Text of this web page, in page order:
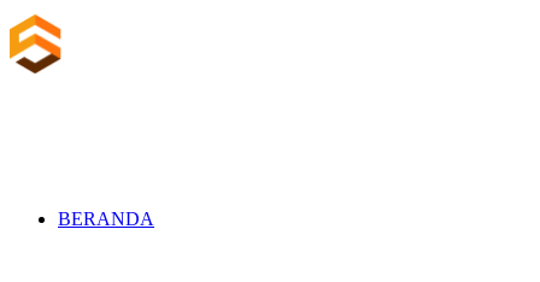
BERANDA